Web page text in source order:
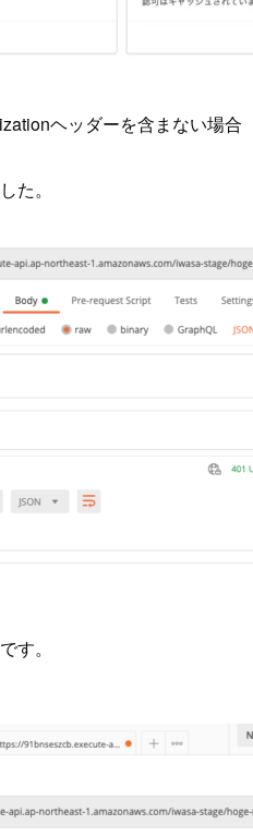
ヘッダーを含まない場合
た。
す。